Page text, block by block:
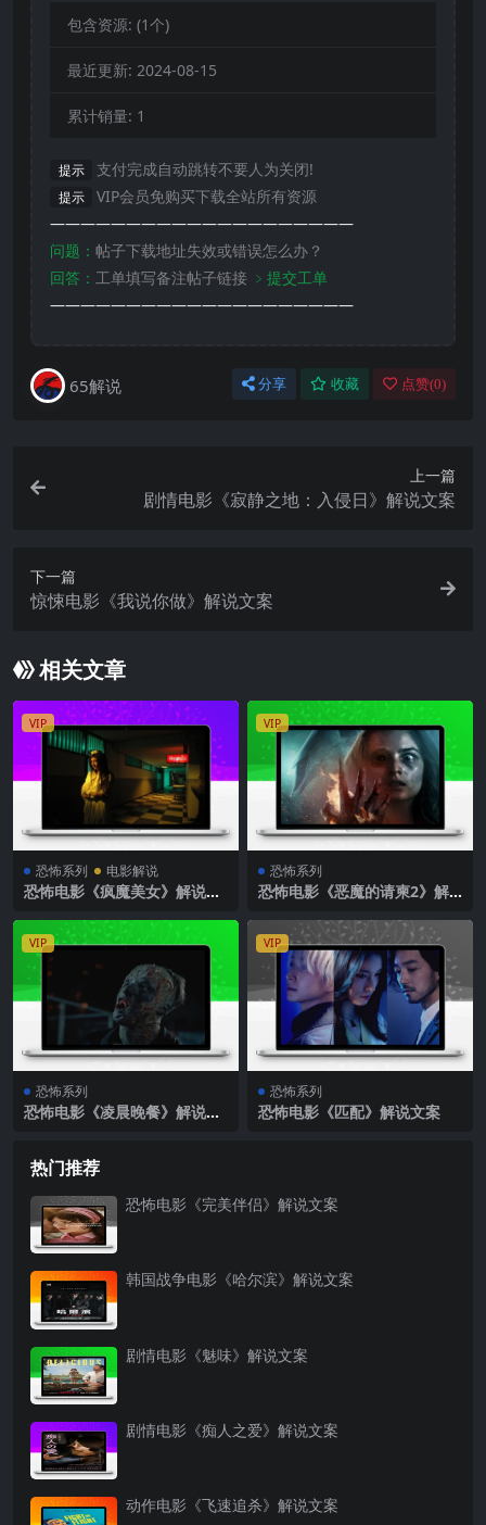
包含资源: (1个)
最近更新: 2024-08-15
累计销量: 1
提示 支付完成自动跳转不要人为关闭!
提示
VIP会员免购买下载全站所有资源
————————————————————
问题： 帖子下载地址失效或错误怎么办？
回答： 工单填写备注帖子链接 ﹥提交工单
————————————————————
65解说 分享 收藏 点赞(0)
上一篇
剧情电影《寂静之地：入侵日》解说文案
下一篇
惊悚电影《我说你做》解说文案
相关文章
VIP
恐怖系列 电影解说
恐怖电影《疯魔美女》解说文
VIP
恐怖系列
恐怖电影《恶魔的请柬2》解
VIP
恐怖系列
恐怖电影《凌晨晚餐》解说文
VIP
恐怖系列
恐怖电影《匹配》解说文案
热门推荐
恐怖电影《完美伴侣》解说文案
韩国战争电影《哈尔滨》解说文案
剧情电影《魅味》解说文案
剧情电影《痴人之爱》解说文案
动作电影《飞速追杀》解说文案